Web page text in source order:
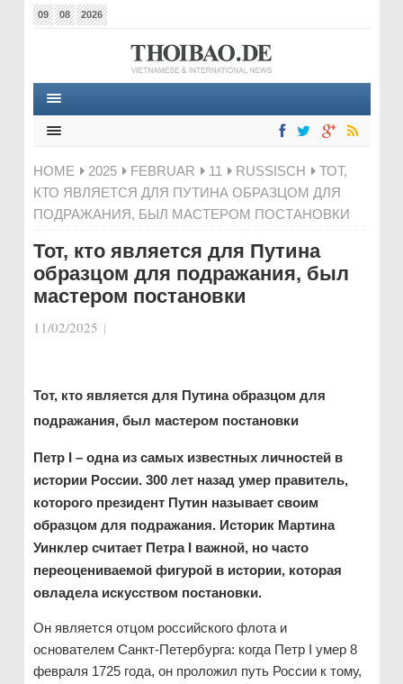
09 08 2026
HOME 2025 FEBRUAR 11 RUSSISCH
ТОТ,
КТО ЯВЛЯЕТСЯ ДЛЯ ПУТИНА ОБРАЗЦОМ ДЛЯ
ПОДРАЖАНИЯ, БЫЛ МАСТЕРОМ ПОСТАНОВКИ
Тот, кто является для Путина
образцом для подражания, был
мастером постановки
11/02/2025 |
Тот, кто является для Путина образцом для
подражания, был мастером постановки
Петр I – одна из самых известных личностей в
истории России. 300 лет назад умер правитель,
которого президент Путин называет своим
образцом для подражания. Историк Мартина
Уинклер считает Петра I важной, но часто
переоцениваемой фигурой в истории, которая
овладела искусством постановки.
Он является отцом российского флота и
основателем Санкт-Петербурга: когда Петр I умер 8
февраля 1725 года, он проложил путь России к тому,